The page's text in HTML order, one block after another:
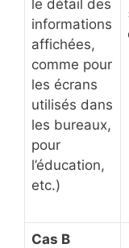
le détail des
informations
affichées,
comme pour
les écrans
utilisés dans
les bureaux,
pour
l’éducation,
etc.)
Cas B